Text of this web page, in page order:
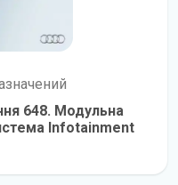
648. Модульна
Infotainment